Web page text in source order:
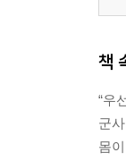
책
“우
군
몸